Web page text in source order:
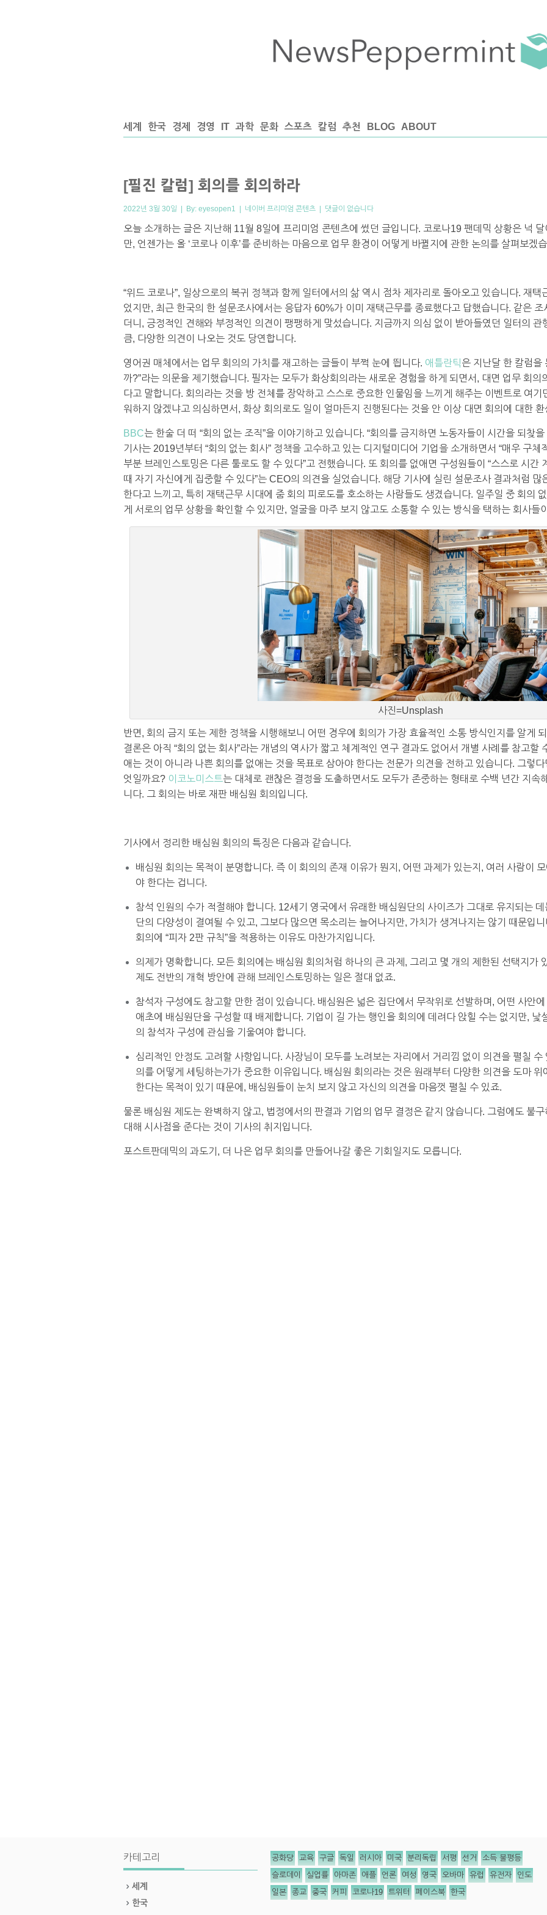
세계 한국 경제 경영 IT 과학 문화 스포츠 칼럼 추천 BLOG ABOUT
[필진 칼럼] 회의를 회의하라
2022년 3월 30일 | By: eyesopen1 | 네이버 프리미엄 콘텐츠 | 댓글이 없습니다
오늘 소개하는 글은 지난해 11월 8일에 프리미엄 콘텐츠에 썼던 글입니다. 코로나19 팬데믹 상황은 넉
만, 언젠가는 올 ‘코로나 이후’를 준비하는 마음으로 업무 환경이 어떻게 바뀔지에 관한 논의를 살펴보겠
“위드 코로나”, 일상으로의 복귀 정책과 함께 일터에서의 삶 역시 점차 제자리로 돌아오고 있습니다. 재택
었지만, 최근 한국의 한 설문조사에서는 응답자 60%가 이미 재택근무를 종료했다고 답했습니다. 같은
더니, 긍정적인 견해와 부정적인 의견이 팽팽하게 맞섰습니다. 지금까지 의심 없이 받아들였던 일터의
큼, 다양한 의견이 나오는 것도 당연합니다.
영어권 매체에서는 업무 회의의 가치를 재고하는 글들이 부쩍 눈에 띕니다. 애틀란틱은 지난달 한 칼럼을
까?”라는 의문을 제기했습니다. 필자는 모두가 화상회의라는 새로운 경험을 하게 되면서, 대면 업무 회의
다고 말합니다. 회의라는 것을 방 전체를 장악하고 스스로 중요한 인물임을 느끼게 해주는 이벤트로 여기
워하지 않겠냐고 의심하면서, 화상 회의로도 일이 얼마든지 진행된다는 것을 안 이상 대면 회의에 대한
BBC는 한술 더 떠 “회의 없는 조직”을 이야기하고 있습니다. “회의를 금지하면 노동자들이 시간을 되찾
기사는 2019년부터 “회의 없는 회사” 정책을 고수하고 있는 디지털미디어 기업을 소개하면서 “매우 구체
부분 브레인스토밍은 다른 툴로도 할 수 있다”고 전했습니다. 또 회의를 없애면 구성원들이 “스스로 시간
때 자기 자신에게 집중할 수 있다”는 CEO의 의견을 실었습니다. 해당 기사에 실린 설문조사 결과처럼 많
한다고 느끼고, 특히 재택근무 시대에 줌 회의 피로도를 호소하는 사람들도 생겼습니다. 일주일 중 회의
게 서로의 업무 상황을 확인할 수 있지만, 얼굴을 마주 보지 않고도 소통할 수 있는 방식을 택하는 회사들
사진=Unsplash
반면, 회의 금지 또는 제한 정책을 시행해보니 어떤 경우에 회의가 가장 효율적인 소통 방식인지를 알게
결론은 아직 “회의 없는 회사”라는 개념의 역사가 짧고 체계적인 연구 결과도 없어서 개별 사례를 참고할
애는 것이 아니라 나쁜 회의를 없애는 것을 목표로 삼아야 한다는 전문가 의견을 전하고 있습니다. 그렇
엇일까요? 이코노미스트는 대체로 괜찮은 결정을 도출하면서도 모두가 존중하는 형태로 수백 년간 지속
니다. 그 회의는 바로 재판 배심원 회의입니다.
기사에서 정리한 배심원 회의의 특징은 다음과 같습니다.
배심원 회의는 목적이 분명합니다. 즉 이 회의의 존재 이유가 뭔지, 어떤 과제가 있는지, 여러 사람이
야 한다는 겁니다.
참석 인원의 수가 적절해야 합니다. 12세기 영국에서 유래한 배심원단의 사이즈가 그대로 유지되는
단의 다양성이 결여될 수 있고, 그보다 많으면 목소리는 늘어나지만, 가치가 생겨나지는 않기 때문입
회의에 “피자 2판 규칙”을 적용하는 이유도 마찬가지입니다.
의제가 명확합니다. 모든 회의에는 배심원 회의처럼 하나의 큰 과제, 그리고 몇 개의 제한된 선택지가
제도 전반의 개혁 방안에 관해 브레인스토밍하는 일은 절대 없죠.
참석자 구성에도 참고할 만한 점이 있습니다. 배심원은 넓은 집단에서 무작위로 선발하며, 어떤 사안
애초에 배심원단을 구성할 때 배제합니다. 기업이 길 가는 행인을 회의에 데려다 앉힐 수는 없지만, 낯
의 참석자 구성에 관심을 기울여야 합니다.
심리적인 안정도 고려할 사항입니다. 사장님이 모두를 노려보는 자리에서 거리낌 없이 의견을 펼칠 수
의를 어떻게 세팅하는가가 중요한 이유입니다. 배심원 회의라는 것은 원래부터 다양한 의견을 도마 위
한다는 목적이 있기 때문에, 배심원들이 눈치 보지 않고 자신의 의견을 마음껏 펼칠 수 있죠.
물론 배심원 제도는 완벽하지 않고, 법정에서의 판결과 기업의 업무 결정은 같지 않습니다. 그럼에도 불
대해 시사점을 준다는 것이 기사의 취지입니다.
포스트판데믹의 과도기, 더 나은 업무 회의를 만들어나갈 좋은 기회일지도 모릅니다.
카테고리
세계
한국
공화당 교육 구글 독일 러시아 미국 분리독립 서평 선거 소득 불평등
슬로데이 실업률 아마존 애플 언론 여성 영국 오바마 유럽 유전자 인도
일본 종교 중국 커피 코로나19 트위터 페이스북 한국